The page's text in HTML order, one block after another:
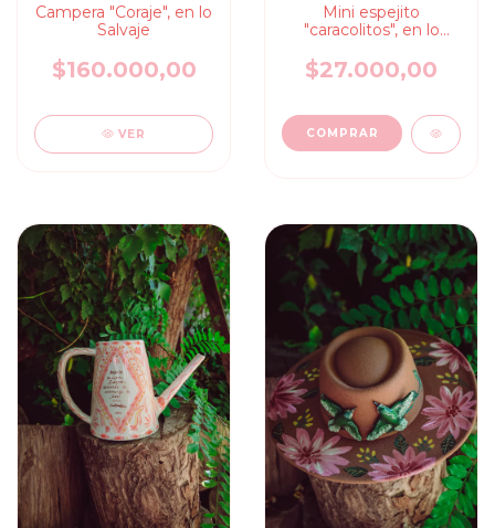
Campera "Coraje", en lo
Salvaje
$160.000,00
VER
Mini espejito
"caracolitos", en lo
$27.000,00